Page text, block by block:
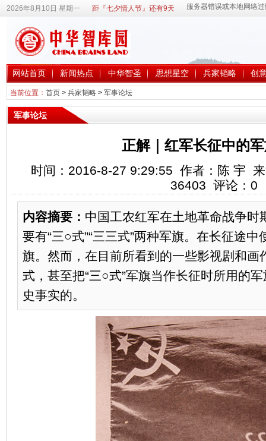
2026年8月10日 星期一 距『七夕情人节』还有9天
网站首页 新闻热点 中华智圣 思想星空 兵家韬略 创
当前位置： 首页> 兵家韬略> 军事论坛
军事论坛
正解｜红军长征中的
时间：2016-8-27 9:29:55 作者：陈 宇
36403 评论： 0
内容摘要： 中国工农红军在土地革命战争时
要有“三○式”“三三式”两种军旗。在长征途中
旗。然而，在目前所看到的一些影视剧和画
式，甚至把“三○式”军旗当作长征时所用的
史事实的。